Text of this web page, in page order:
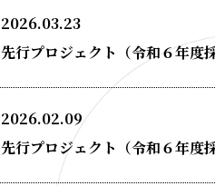
2026.03.23
先行プロジェクト（令和６年度
2026.02.09
先行プロジェクト（令和６年度